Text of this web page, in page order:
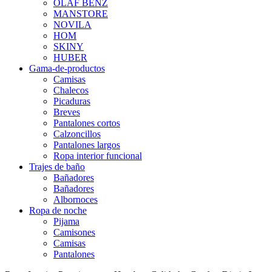
OLAF BENZ
MANSTORE
NOVILA
HOM
SKINY
HUBER
Gama-de-productos
Camisas
Chalecos
Picaduras
Breves
Pantalones cortos
Calzoncillos
Pantalones largos
Ropa interior funcional
Trajes de baño
Bañadores
Bañadores
Albornoces
Ropa de noche
Pijama
Camisones
Camisas
Pantalones